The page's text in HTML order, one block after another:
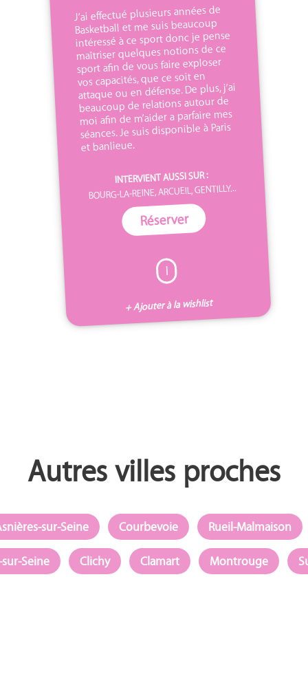
J’ai effectué plusieurs années de
Basketball et me suis beaucoup
intéressé à ce sport donc je pense
maîtriser quelques notions de ce
sport afin de vous faire exploser
vos capacités, que ce soit en
attaque ou en défense. De plus, j’ai
beaucoup de relations autour de
moi afin de m’aider a parfaire mes
séances. Je suis disponible à Paris
et banlieue.
INTERVIENT AUSSI SUR :
BOURG-LA-REINE, ARCUEIL, GENTILLY...
Réserver
I
+ Ajouter à la wishlist
Autres villes proches
sur-Seine Courbevoie
Rueil-Malmaison
Seine
Clichy Clamart Montrouge